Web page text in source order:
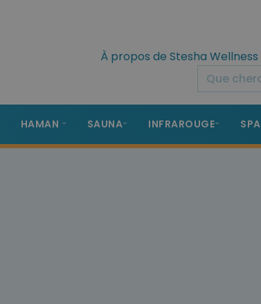
À propos de Stesha Wellness
HAMAN SAUNA INFRAROUGE SPA